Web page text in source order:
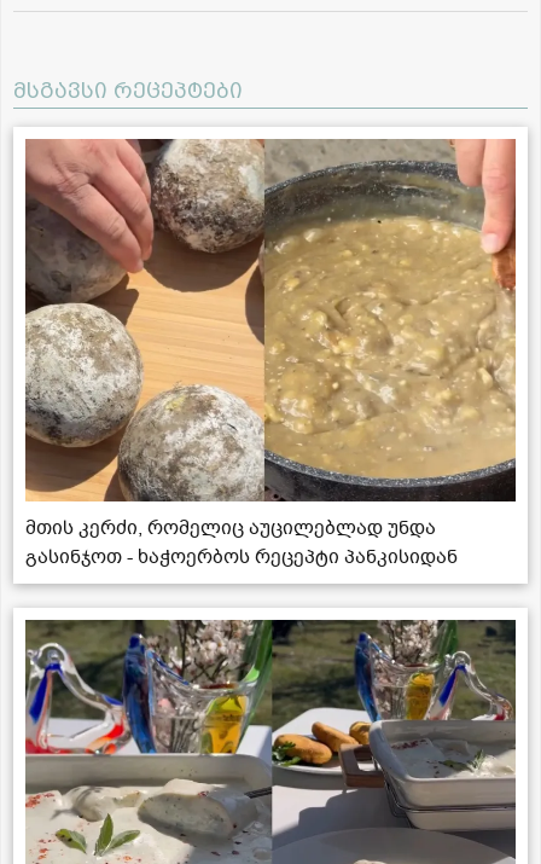
მსგავსი რეცეპტები
მთის კერძი, რომელიც აუცილებლად უნდა
გასინჯოთ - ხაჭოერბოს რეცეპტი პანკისიდან